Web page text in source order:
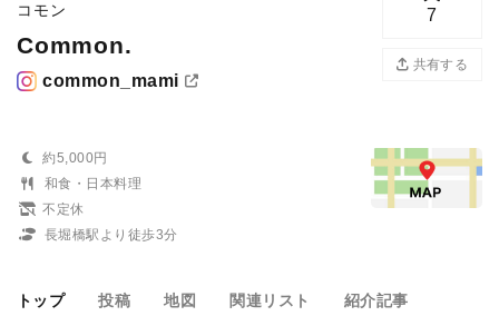
コモン
Common.
common_mami
7
共有する
約5,000円
和食・日本料理
不定休
長堀橋駅より徒歩3分
トップ 投稿 地図 関連リスト 紹介記事